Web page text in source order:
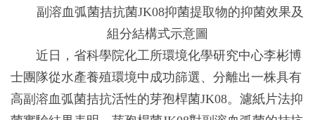
副溶血弧菌拮抗菌JK08抑菌提取物的抑菌效果及
組分結構式示意圖
近日，省科學院化工所環境化學研究中心李彬博
士團隊從水產養殖環境中成功篩選、分離出一株具有
高副溶血弧菌拮抗活性的芽孢桿菌JK08。濾紙片法抑